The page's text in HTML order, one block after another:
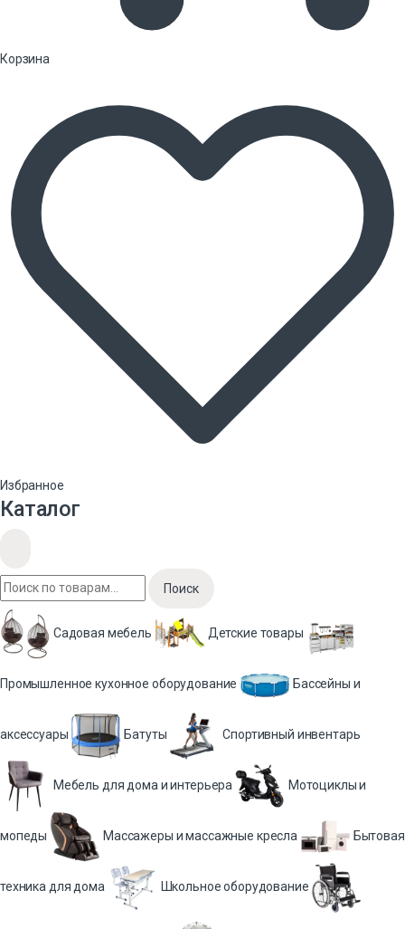
Корзина
Избранное
Каталог
Поиск
Садовая мебель Детские товары
Промышленное кухонное оборудование Бассейны и
аксессуары Батуты Спортивный инвентарь
Мебель для дома и интерьера Мотоциклы и
мопеды Массажеры и массажные кресла Бытовая
техника для дома Школьное оборудование